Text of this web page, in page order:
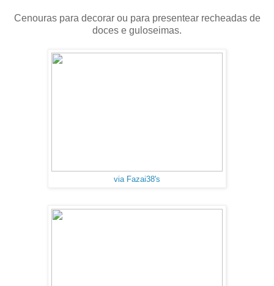
Cenouras para decorar ou para presentear recheadas de
doces e guloseimas.
via Fazai38's